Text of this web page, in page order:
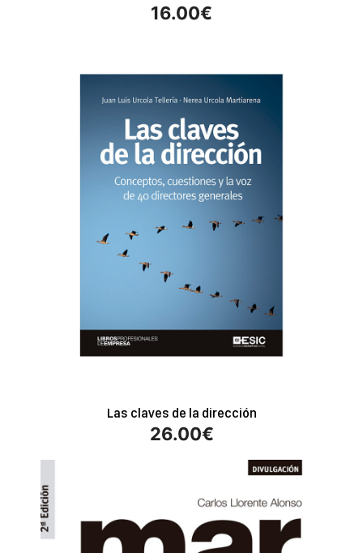
16.00€
Las claves de la dirección
26.00€